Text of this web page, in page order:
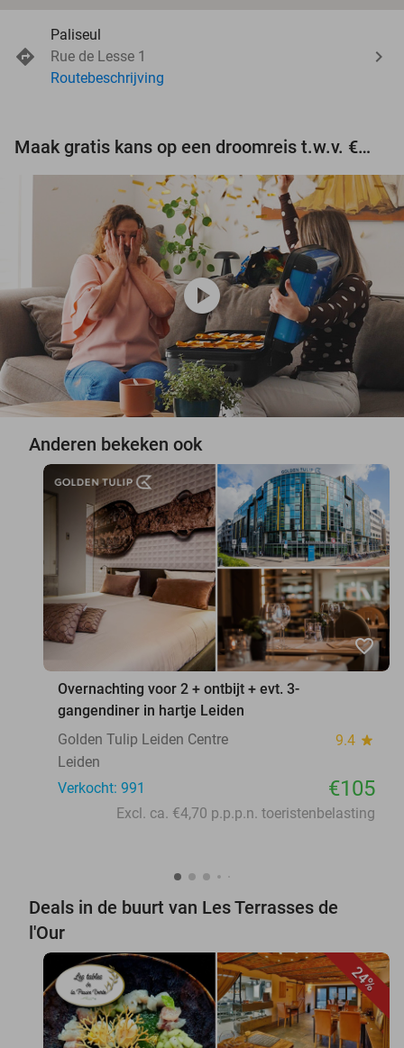
Paliseul
Rue de Lesse 1
Routebeschrijving
Maak gratis kans op een droomreis t.w.v. €3.000!
play_circle
Anderen bekeken ook
favorite_border
Overnachting voor 2 + ontbijt + evt. 3-
gangendiner in hartje Leiden
Golden Tulip Leiden Centre
9.4 star
Leiden
Verkocht: 991
€105
Excl. ca. €4,70 p.p.p.n. toeristenbelasting
Deals in de buurt van Les Terrasses de
l'Our
24%